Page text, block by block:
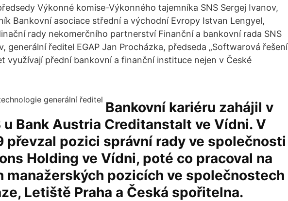
Výkonné komise-Výkonného tajemníka SNS Sergej Ivanov,
Bankovní asociace střední a východní Evropy Istvan Lengyel,
rady nekomerčního partnerství Finanční a bankovní rada SNS
generální ředitel EGAP Jan Procházka, předseda „Softwarová řešení
využívají přední bankovní a finanční instituce nejen v České
Bankovní kariéru zahájil v
u Bank Austria Creditanstalt ve Vídni. V
převzal pozici správní rady ve společnosti
Holding ve Vídni, poté co pracoval na
manažerských pozicích ve společnostech
Letiště Praha a Česká spořitelna.